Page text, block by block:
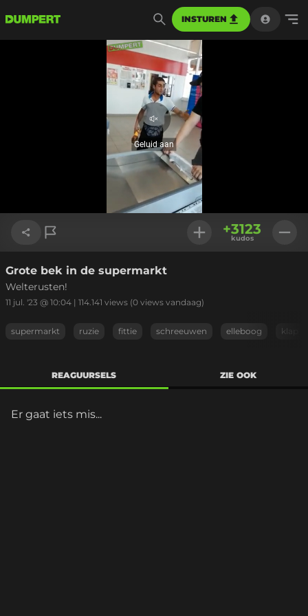
INSTUREN
Geluid
aan
Geluid aan
Geladen:
100.00%
Link kopiëren
+3123
kudos
Grote bek in de supermarkt
Welterusten!
11 jul. '23 @ 10:04 | 114.141 views (0 views vandaag)
supermarkt ruzie fittie schreeuwen elleboog klap
REAGUURSELS ZIE OOK
Er gaat iets mis...